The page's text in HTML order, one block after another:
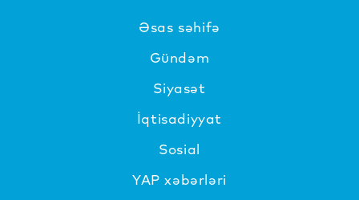
Əsas səhifə
Gündəm
Siyasət
İqtisadiyyat
Sosial
YAP xəbərləri